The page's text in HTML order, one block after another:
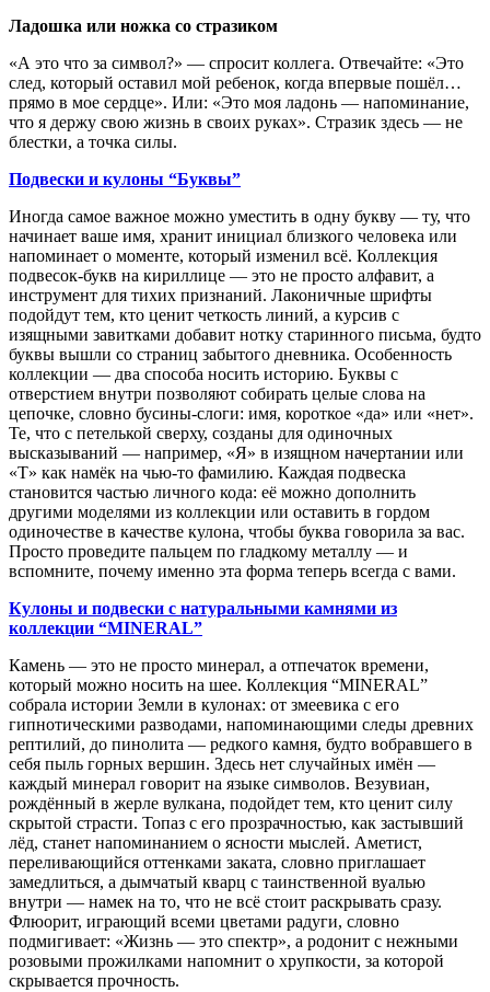
Ладошка или ножка со стразиком
«А это что за символ?» — спросит коллега. Отвечайте: «Это
след, который оставил мой ребенок, когда впервые пошёл…
прямо в мое сердце». Или: «Это моя ладонь — напоминание,
что я держу свою жизнь в своих руках». Стразик здесь — не
блестки, а точка силы.
Подвески и кулоны “Буквы”
Иногда самое важное можно уместить в одну букву — ту, что
начинает ваше имя, хранит инициал близкого человека или
напоминает о моменте, который изменил всё. Коллекция
подвесок-букв на кириллице — это не просто алфавит, а
инструмент для тихих признаний. Лаконичные шрифты
подойдут тем, кто ценит четкость линий, а курсив с
изящными завитками добавит нотку старинного письма, будто
буквы вышли со страниц забытого дневника. Особенность
коллекции — два способа носить историю. Буквы с
отверстием внутри позволяют собирать целые слова на
цепочке, словно бусины-слоги: имя, короткое «да» или «нет».
Те, что с петелькой сверху, созданы для одиночных
высказываний — например, «Я» в изящном начертании или
«Т» как намёк на чью-то фамилию. Каждая подвеска
становится частью личного кода: её можно дополнить
другими моделями из коллекции или оставить в гордом
одиночестве в качестве кулона, чтобы буква говорила за вас.
Просто проведите пальцем по гладкому металлу — и
вспомните, почему именно эта форма теперь всегда с вами.
Кулоны и подвески с натуральными камнями из
коллекции “MINERAL”
Камень — это не просто минерал, а отпечаток времени,
который можно носить на шее. Коллекция “MINERAL”
собрала истории Земли в кулонах: от змеевика с его
гипнотическими разводами, напоминающими следы древних
рептилий, до пинолита — редкого камня, будто вобравшего в
себя пыль горных вершин. Здесь нет случайных имён —
каждый минерал говорит на языке символов. Везувиан,
рождённый в жерле вулкана, подойдет тем, кто ценит силу
скрытой страсти. Топаз с его прозрачностью, как застывший
лёд, станет напоминанием о ясности мыслей. Аметист,
переливающийся оттенками заката, словно приглашает
замедлиться, а дымчатый кварц с таинственной вуалью
внутри — намек на то, что не всё стоит раскрывать сразу.
Флюорит, играющий всеми цветами радуги, словно
подмигивает: «Жизнь — это спектр», а родонит с нежными
розовыми прожилками напомнит о хрупкости, за которой
скрывается прочность.